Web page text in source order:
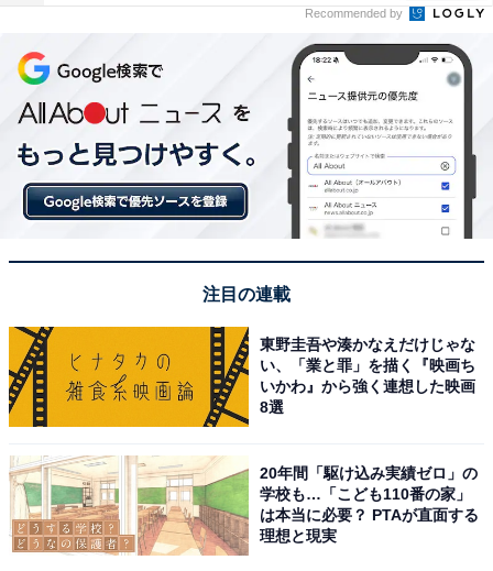
Recommended by
注目の連載
東野圭吾や湊かなえだけじゃな
い、「業と罪」を描く『映画ち
いかわ』から強く連想した映画
8選
20年間「駆け込み実績ゼロ」の
学校も…「こども110番の家」
は本当に必要？ PTAが直面する
理想と現実